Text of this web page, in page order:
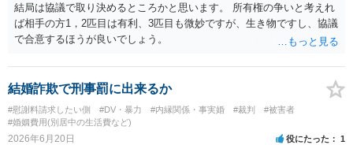
結局は協議で取り決めるところかと思います。 所有権の争いと考えれ
ば相手の方1，2匹目は有利、3匹目も微妙ですが、生き物ですし、協議
で合意するほうが良いでしょう。
結婚詐欺で刑事罰に出来るか
#慰謝料請求したい側 #DV・暴力 #内縁関係・事実婚 #裁判
#被害者
#婚姻費用(別居中の生活費など)
2026年6月20日 役にたった 1